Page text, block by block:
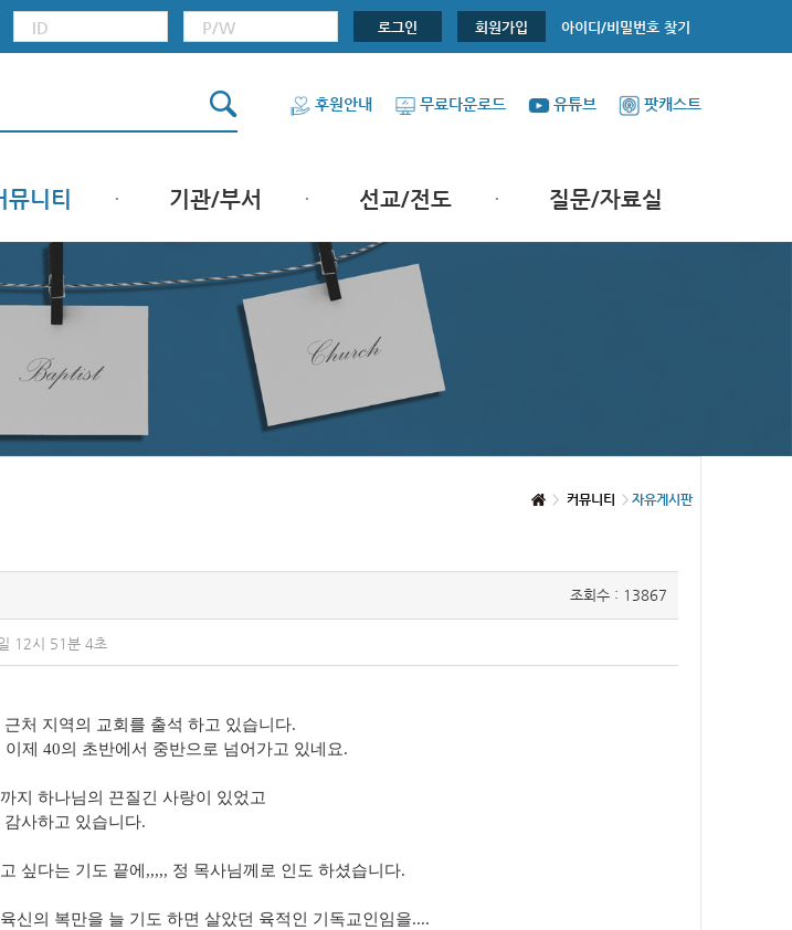
로그인 회원가입 아이디/비밀번호 찾기
후원안내 무료다운로드 유튜브 팟캐스트
뮤니티 기관/부서 선교/전도 질문/자료실
커뮤니티 자유게시판
조회수 : 13867
12시 51분 4초
처 지역의 교회를 출석 하고 있습니다.
제 40의 초반에서 중반으로 넘어가고 있네요.
지 하나님의 끈질긴 사랑이 있었고
사하고 있습니다.
싶다는 기도 끝에,,,,, 정 목사님께로 인도 하셨습니다.
신의 복만을 늘 기도 하면 살았던 육적인 기독교인임을....